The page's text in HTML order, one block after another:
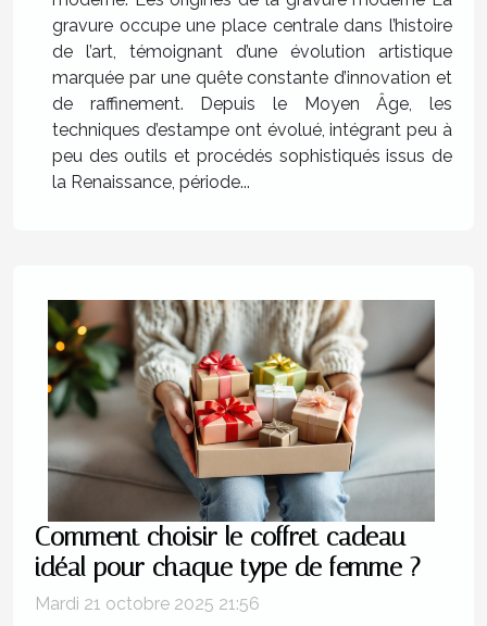
gravure occupe une place centrale dans l’histoire
de l’art, témoignant d’une évolution artistique
marquée par une quête constante d’innovation et
de raffinement. Depuis le Moyen Âge, les
techniques d’estampe ont évolué, intégrant peu à
peu des outils et procédés sophistiqués issus de
la Renaissance, période...
Comment choisir le coffret cadeau
idéal pour chaque type de femme ?
Mardi 21 octobre 2025 21:56